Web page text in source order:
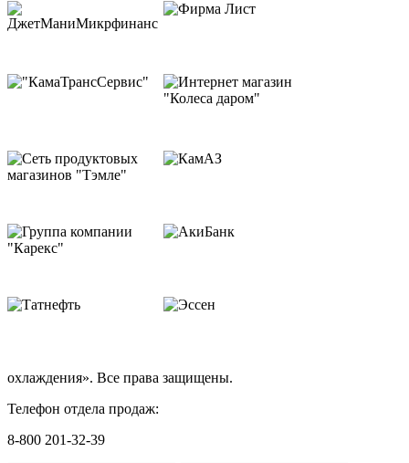
охлаждения». Все права защищены.
Телефон отдела продаж:
8-800 201-32-39